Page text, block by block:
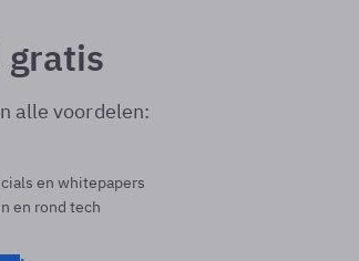
gratis
alle voordelen:
en whitepapers
en rond tech